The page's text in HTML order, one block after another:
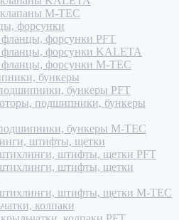
M-TEC
форсунки
форсунки PFT
форсунки KALETA
форсунки M-TEC
бункеры
бункеры PFT
подшипники, бункеры
бункеры M-TEC
штифты, щетки
штифты, щетки PFT
штифты, щетки
штифты, щетки M-TEC
колпаки